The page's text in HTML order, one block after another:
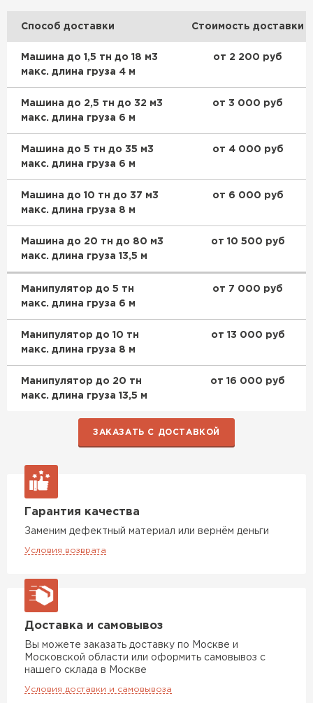
Способ доставки Стоимость доставки
Машина до 1,5 тн до 18 м3
макс. длина груза 4 м
от 2 200 руб
Машина до 2,5 тн до 32 м3
макс. длина груза 6 м
от 3 000 руб
Машина до 5 тн до 35 м3
макс. длина груза 6 м
от 4 000 руб
Машина до 10 тн до 37 м3
макс. длина груза 8 м
от 6 000 руб
Машина до 20 тн до 80 м3
макс. длина груза 13,5 м
от 10 500 руб
Манипулятор до 5 тн
макс. длина груза 6 м
от 7 000 руб
Манипулятор до 10 тн
макс. длина груза 8 м
от 13 000 руб
Манипулятор до 20 тн
макс. длина груза 13,5 м
от 16 000 руб
ЗАКАЗАТЬ С ДОСТАВКОЙ
Гарантия качества
Заменим дефектный материал или вернём деньги
Условия возврата
Доставка и самовывоз
Вы можете заказать доставку по Москве и
Московской области или оформить самовывоз с
нашего склада в Москве
Условия доставки и самовывоза
Керамическая черепица